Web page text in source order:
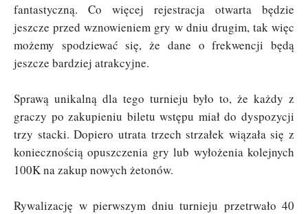
fantastyczną. Co więcej rejestracja otwarta będzie
jeszcze przed wznowieniem gry w dniu drugim, tak więc
możemy spodziewać się, że dane o frekwencji będą
jeszcze bardziej atrakcyjne.
Sprawą unikalną dla tego turnieju było to, że każdy z
graczy po zakupieniu biletu wstępu miał do dyspozycji
trzy stacki. Dopiero utrata trzech strzałek wiązała się z
koniecznością opuszczenia gry lub wyłożenia kolejnych
100K na zakup nowych żetonów.
Rywalizację w pierwszym dniu turnieju przetrwało 40